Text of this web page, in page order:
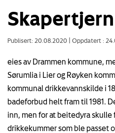
Skapertjern
Publisert: 20.08.2020 Oppdatert :
eies av Drammen kommune,
Sørumlia i Lier og Røyken
kommunal drikkevannskilde i
badeforbud helt fram til 1981.
inn, men for at beitedyra skulle
drikkekummer som ble passet